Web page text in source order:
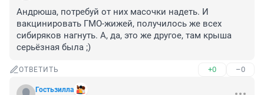
Андрюша, потребуй от них масочки надеть. И
вакцинировать ГМО-жижей, получилось же всех
сибиряков нагнуть. А, да, это же другое, там крыша
серьёзная была ;)
ОТВЕТИТЬ +0 –0
Гостьзилла